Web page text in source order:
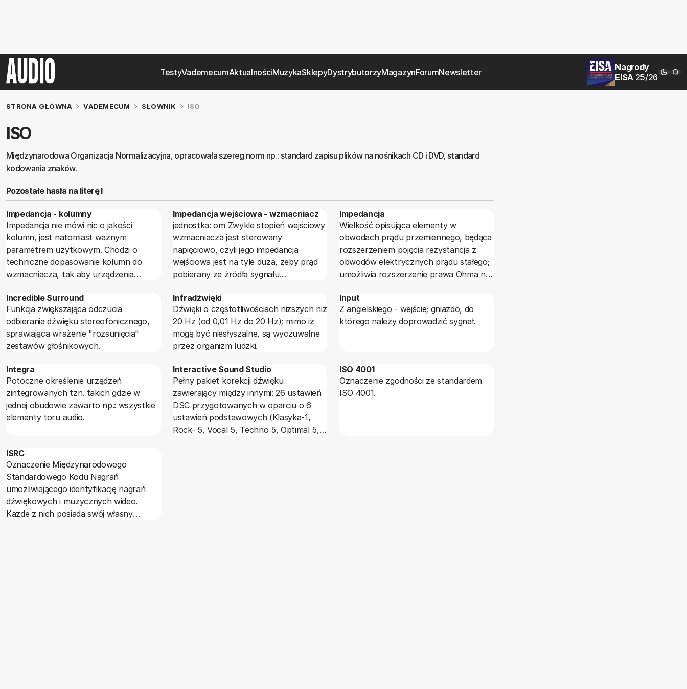
TestyVademecumAktualnościMuzykaSklepyDystrybutorzyMagazynForumNewsletter
Nagrody
EISA 25/26
STRONA GŁÓWNA VADEMECUM SŁOWNIK ISO
ISO
Międzynarodowa Organizacja Normalizacyjna, opracowała szereg norm np.: standard zapisu plików na nośnikach CD i DVD, standard
kodowania znaków.
Pozostałe hasła na literę I
Impedancja - kolumny
Impedancja nie mówi nic o jakości
kolumn, jest natomiast ważnym
parametrem użytkowym. Chodzi o
techniczne dopasowanie kolumn do
wzmacniacza, tak aby urządzenia
Impedancja wejściowa - wzmacniacz
jednostka: om Zwykle stopień wejściowy
wzmacniacza jest sterowany
napięciowo, czyli jego impedancja
wejściowa jest na tyle duża, żeby prąd
pobierany ze źródła sygnału
gramofonu, mikrofonu) był pomijalnie
mały. Oznacza to w praktyce, iż
impedancja wejściowa wzmacniacza
powinna być co najmniej 10 razy większa
od impedancji źródła sygnału. Na
odtwarzacza CD wynosi 1 k Ω, to
impedancja wejściowa wzmacniacza
powinna być większa niż 10 k Ω.
Impedancja
Wielkość opisująca elementy w
obwodach prądu przemiennego, będąca
rozszerzeniem pojęcia rezystancja z
obwodów elektrycznych prądu stałego;
umożliwia rozszerzenie prawa Ohma na
Incredible Surround
Funkcja zwiększająca odczucia
odbierania dźwięku stereofonicznego,
sprawiająca wrażenie "rozsunięcia"
zestawów głośnikowych.
Infradźwięki
Dźwięki o częstotliwościach niższych niż
20 Hz (od 0,01 Hz do 20 Hz); mimo iż
mogą być niesłyszalne, są wyczuwalne
przez organizm ludzki.
Input
Z angielskiego - wejście; gniazdo, do
którego należy doprowadzić sygnał.
Integra
Potoczne określenie urządzeń
zintegrowanych tzn. takich gdzie w
jednej obudowie zawarto np.: wszystkie
elementy toru audio.
Interactive Sound Studio
Pełny pakiet korekcji dźwięku
zawierający między innymi: 26 ustawień
DSC przygotowanych w oparciu o 6
ustawień podstawowych (Klasyka-1,
Rock- 5, Vocal 5, Techno 5, Optimal 5,
ISO 4001
Oznaczenie zgodności ze standardem
ISO 4001.
ISRC
Oznaczenie Międzynarodowego
Standardowego Kodu Nagrań
umożliwiającego identyfikację nagrań
dźwiękowych i muzycznych wideo.
Każde z nich posiada swój własny